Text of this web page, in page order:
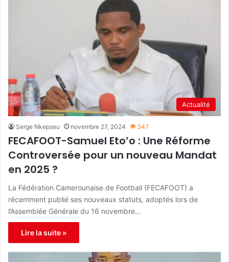
Actualité
Serge Nkepseu novembre 27, 2024 547
FECAFOOT-Samuel Eto’o : Une Réforme
Controversée pour un nouveau Mandat
en 2025 ?
La Fédération Camerounaise de Football (FECAFOOT) a
récemment publié ses nouveaux statuts, adoptés lors de
l’Assemblée Générale du 16 novembre…
Lire la suite »